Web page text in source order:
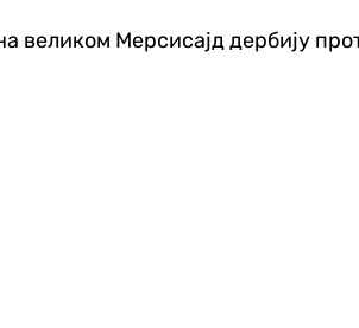
великом Мерсисајд дербију